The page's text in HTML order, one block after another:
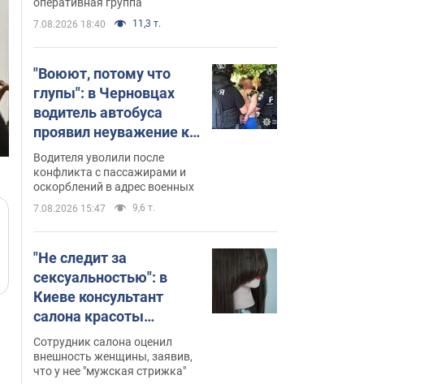
Видео
7.08.2026 18:40 11,3 т.
"Воюют, потому что
глупы": в Черновцах
водитель автобуса
проявил неуважение к
украинским военным и
поплатился за это.
Видео
Водителя уволили после
конфликта с пассажирами и
оскорблений в адрес военных
7.08.2026 15:47 9,6 т.
"Не следит за
сексуальностью": в
Киеве консультант
салона красоты
оскорбил женщину
после химиотерапии,
разгорелся скандал.
Сотрудник салона оценил
внешность женщины, заявив,
что у нее "мужская стрижка"